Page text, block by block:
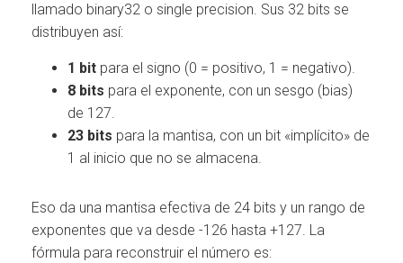
llamado binary32 o single precision. Sus 32 bits se
distribuyen así:
1 bit para el signo (0 = positivo, 1 = negativo).
8 bits para el exponente, con un sesgo (bias)
de 127.
23 bits para la mantisa, con un bit «implícito» de
1 al inicio que no se almacena.
Eso da una mantisa efectiva de 24 bits y un rango de
exponentes que va desde -126 hasta +127. La
fórmula para reconstruir el número es: